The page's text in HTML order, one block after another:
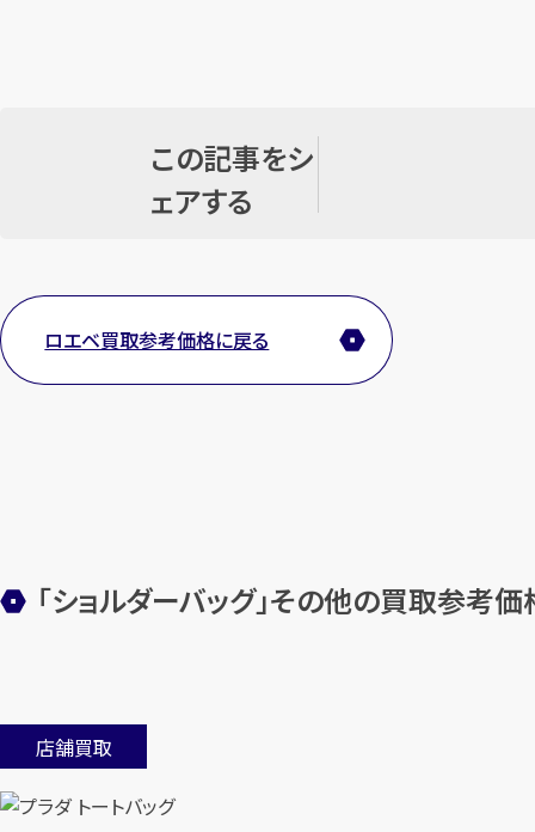
この記事をシ
ェアする
ロエベ買取参考価格に戻る
「ショルダーバッグ」その他の買取参考価
店舗買取